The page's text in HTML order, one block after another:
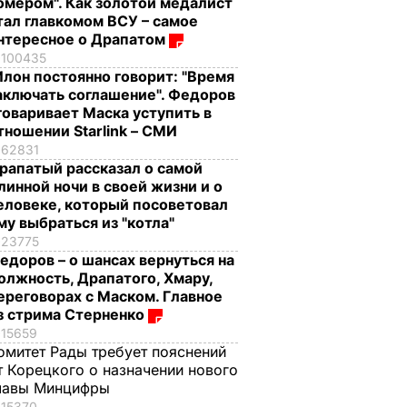
главкомом ВСУ – самое
о Драпатом
100435
постоянно говорит: "Время
соглашение". Федоров
Маска уступить в
Starlink – СМИ
62831
рассказал о самой
ночи в своей жизни и о
который посоветовал
выбраться из "котла"
23775
– о шансах вернуться на
Драпатого, Хмару,
с Маском. Главное
стрима Стерненко
15659
Рады требует пояснений
Корецкого о назначении нового
Минцифры